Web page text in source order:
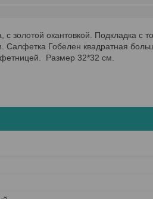
золотой окантовкой. Подкладка с
Салфетка Гобелен квадратная
Размер 32*32 см.